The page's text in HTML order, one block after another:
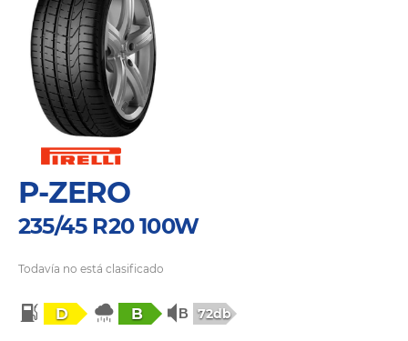
P-ZERO
235/45 R20 100W
Todavía no está clasificado
D B 72db